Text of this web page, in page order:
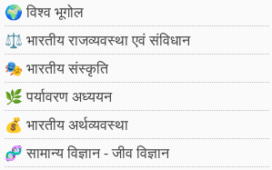
🌍 विश्व भूगोल
⚖️ भारतीय राजव्यवस्था एवं संविधान
🎭 भारतीय संस्कृति
🌿 पर्यावरण अध्ययन
💰 भारतीय अर्थव्यवस्था
🧬 सामान्य विज्ञान - जीव विज्ञान